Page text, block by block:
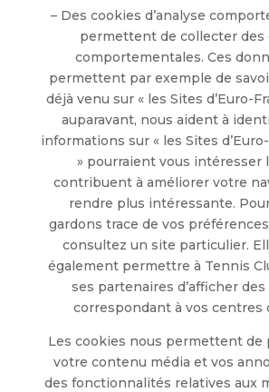
– Des cookies d’analyse
permettent de collecter des
comportementales. Ces
permettent par exemple de
déjà venu sur « les Sites d’Euro-
auparavant, nous aident à
informations sur « les Sites
» pourraient vous intéresser
contribuent à améliorer votre
rendre plus intéressante.
gardons trace de vos
consultez un site particulier.
également permettre à Tennis
ses partenaires d’afficher
correspondant à vos centres
Les cookies nous permettent de
votre contenu média et vos
des fonctionnalités relatives aux